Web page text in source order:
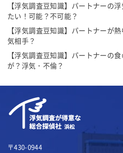
【浮気調査豆知識】パートナーの
たい！可能？不可能？
【浮気調査豆知識】パートナーが
気相手？
【浮気調査豆知識】パートナーの
が？浮気・不倫？
〒430-0944